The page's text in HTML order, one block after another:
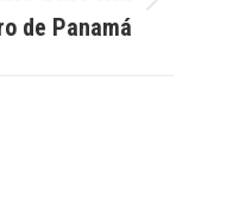
de Panamá